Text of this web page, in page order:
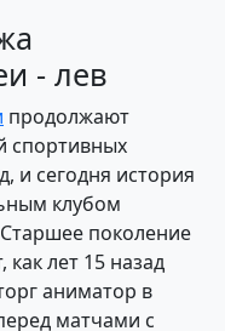
- лев
продолжают
спортивных
и сегодня история
клубом
поколение
лет 15 назад
аниматор в
матчами с